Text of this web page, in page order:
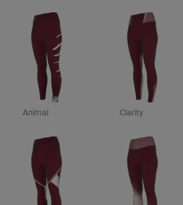
Animal Clarity